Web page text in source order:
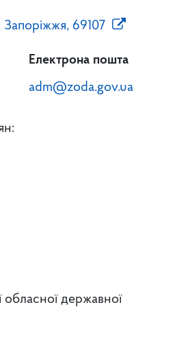
69107
Електрона пошта
adm@zoda.gov.ua
обласної державної